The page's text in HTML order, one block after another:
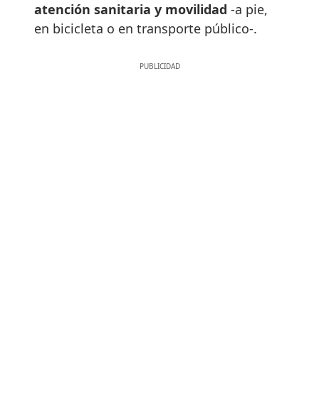
atención sanitaria y movilidad -a pie,
en bicicleta o en transporte público-.